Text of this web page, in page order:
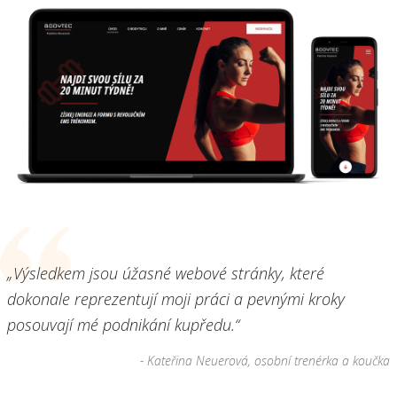
„Výsledkem jsou úžasné webové stránky, které
dokonale reprezentují moji práci a pevnými kroky
posouvají mé podnikání kupředu.“
- Kateřina Neuerová, osobní trenérka a koučka